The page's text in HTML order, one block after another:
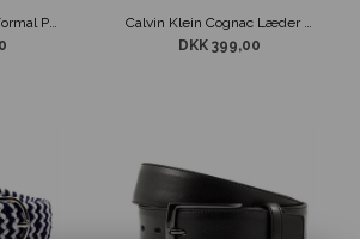
Calvin Klein Bælte Formal Plaque Sort
Calvin Klein Cognac Læder Bælte Formal
DKK 399,00